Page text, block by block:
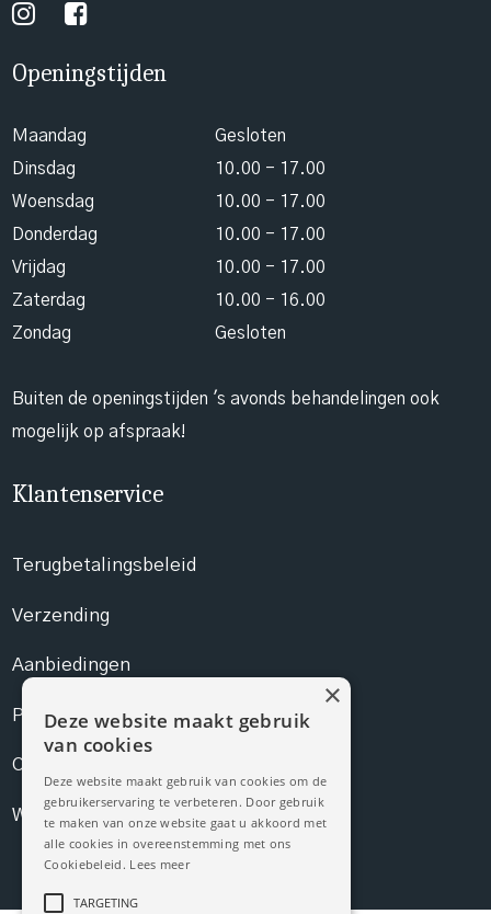
Openingstijden
Maandag
Gesloten
Dinsdag
10.00 - 17.00
Woensdag
10.00 - 17.00
Donderdag
10.00 - 17.00
Vrijdag
10.00 - 17.00
Zaterdag
10.00 - 16.00
Zondag
Gesloten
Buiten de openingstijden 's avonds behandelingen ook
mogelijk op afspraak!
Klantenservice
Terugbetalingsbeleid
Verzending
Aanbiedingen
Prijslijst
Contact
Webshop
Deze website maakt gebruik
van cookies
Deze website maakt gebruik van cookies om de
gebruikerservaring te verbeteren. Door gebruik
te maken van onze website gaat u akkoord met
alle cookies in overeenstemming met ons
Cookiebeleid. Lees meer
TARGETING
×